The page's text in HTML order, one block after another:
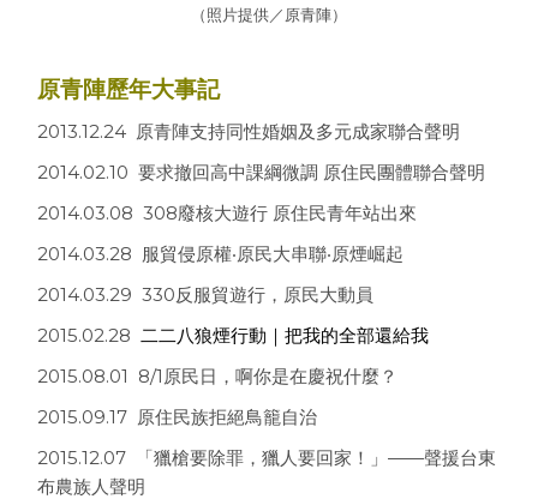
（照片提供／原青陣）
原青陣歷年大事記
2013.12.24 原青陣支持同性婚姻及多元成家聯合聲明
2014.02.10 要求撤回高中課綱微調 原住民團體聯合聲明
2014.03.08 308廢核大遊行 原住民青年站出來
2014.03.28 服貿侵原權‧原民大串聯‧原煙崛起
2014.03.29 330反服貿遊行，原民大動員
2015.02.28二二八狼煙行動｜把我的全部還給我
2015.08.01 8/1原民日，啊你是在慶祝什麼？
2015.09.17 原住民族拒絕鳥籠自治
2015.12.07 「獵槍要除罪，獵人要回家！」——聲援台東
布農族人聲明